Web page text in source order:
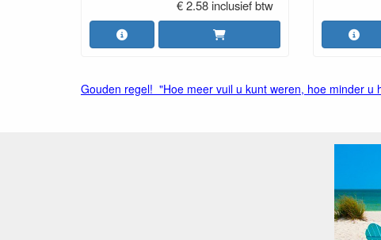
€ 2.58 inclusief btw
Gouden regel! "Hoe meer vuil u kunt weren, hoe minder